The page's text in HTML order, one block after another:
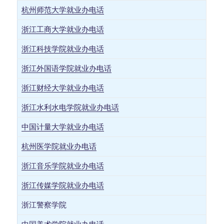
杭州师范大学就业办电话
浙江工商大学就业办电话
浙江科技学院就业办电话
浙江外国语学院就业办电话
浙江财经大学就业办电话
浙江水利水电学院就业办电话
中国计量大学就业办电话
杭州医学院就业办电话
浙江音乐学院就业办电话
浙江传媒学院就业办电话
浙江警察学院